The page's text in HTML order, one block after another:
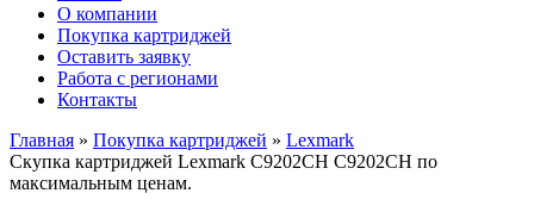
О компании
Покупка картриджей
Оставить заявку
Работа с регионами
Контакты
Главная » Покупка картриджей » Lexmark
Скупка картриджей Lexmark C9202CH C9202CH по
максимальным ценам.